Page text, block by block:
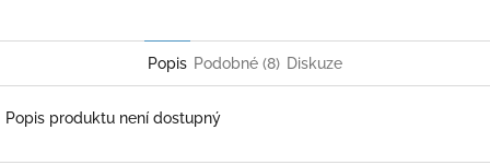
Popis Podobné (8) Diskuze
Popis produktu není dostupný